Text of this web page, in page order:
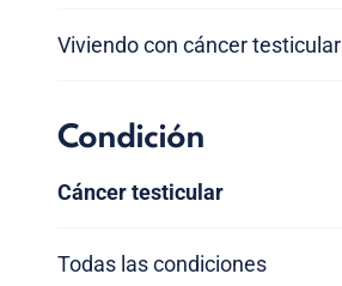
Viviendo con cáncer testicular
Condición
Cáncer testicular
Todas las condiciones